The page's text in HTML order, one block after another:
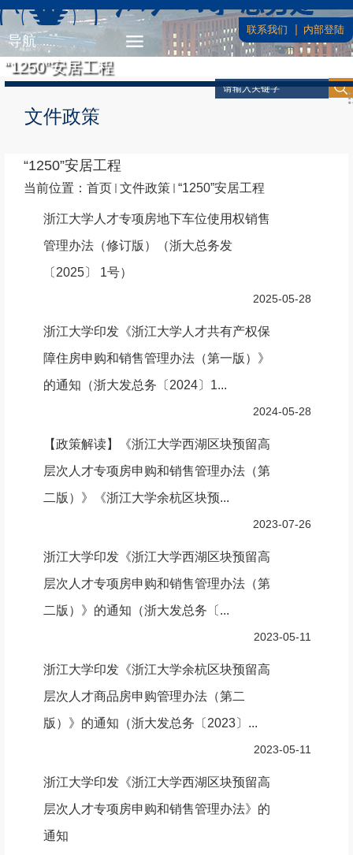
联系我们 内部登陆
导航
“1250”安居工程
文件政策
“1250”安居工程
当前位置： 首页 文件政策 “1250”安居工程
浙江大学人才专项房地下车位使用权销售
管理办法（修订版）（浙大总务发
〔2025〕 1号）
2025-05-28
浙江大学印发《浙江大学人才共有产权保
障住房申购和销售管理办法（第一版）》
的通知（浙大发总务〔2024〕1...
2024-05-28
【政策解读】《浙江大学西湖区块预留高
层次人才专项房申购和销售管理办法（第
二版）》《浙江大学余杭区块预...
2023-07-26
浙江大学印发《浙江大学西湖区块预留高
层次人才专项房申购和销售管理办法（第
二版）》的通知（浙大发总务〔...
2023-05-11
浙江大学印发《浙江大学余杭区块预留高
层次人才商品房申购管理办法（第二
版）》的通知（浙大发总务〔2023〕...
2023-05-11
浙江大学印发《浙江大学西湖区块预留高
层次人才专项房申购和销售管理办法》的
通知